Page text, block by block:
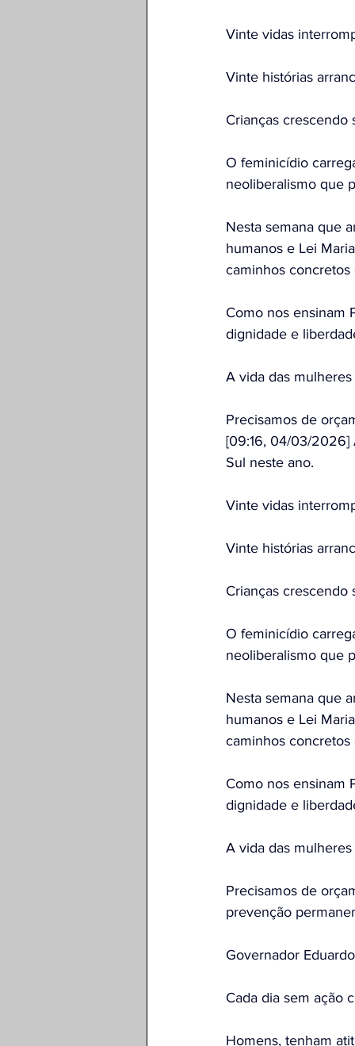
Vinte vidas
Vinte histórias
Crianças crescendo
O feminicídio
neoliberalismo que
Nesta semana que
humanos e Lei
caminhos
Como nos ensinam
dignidade e
A vida das
Precisamos de
[09:16, 04/03/2026]
Sul neste ano.
Vinte vidas
Vinte histórias
Crianças crescendo
O feminicídio
neoliberalismo que
Nesta semana que
humanos e Lei
caminhos
Como nos ensinam
dignidade e
A vida das
Precisamos de
prevenção
Governador
Cada dia sem ação
Homens, tenham